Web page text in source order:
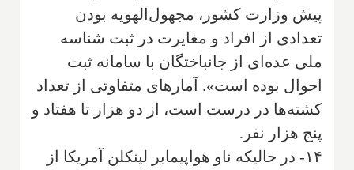
پیش وزارت کشور، مجهول‌الهویه بودن
تعدادی از افراد و مغایرت در ثبت شناسه
ملی عده‌ای از جانباختگان با سامانه ثبت
احوال بوده است». آمارهای متفاوتی از تعداد
کشته‌ها در درست است، از دو هزار تا هفتاد و
پنج هزار نفر.
۱۴- در حالیکه ناو هواپیمابر لینکلن آمریکا از